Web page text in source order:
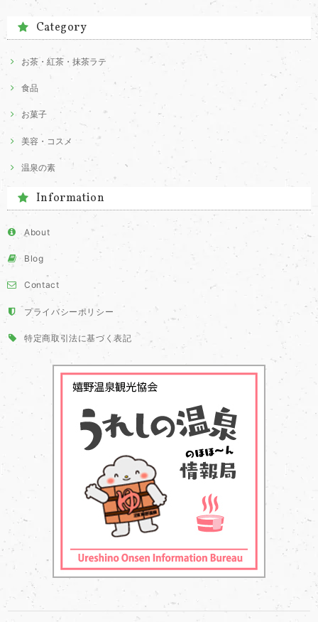
Category
お茶・紅茶・抹茶ラテ
食品
お菓子
美容・コスメ
温泉の素
Information
About
Blog
Contact
プライバシーポリシー
特定商取引法に基づく表記